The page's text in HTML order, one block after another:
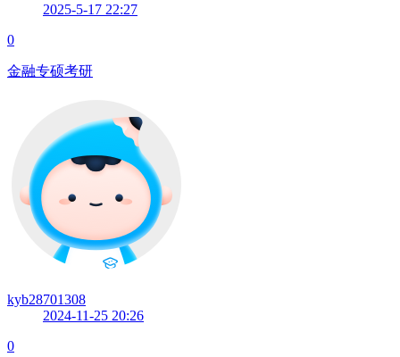
2025-5-17 22:27
0
金融专硕考研
kyb28701308
2024-11-25 20:26
0